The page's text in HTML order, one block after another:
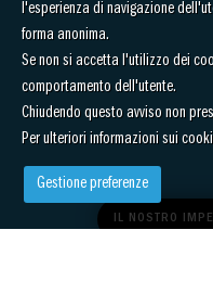
IL NOSTRO
l'esperienza di navigazione
forma anonima.
Se non si accetta l'utilizzo dei
comportamento dell'utente.
Chiudendo questo avviso non
Per ulteriori informazioni sui
Gestione preferenze